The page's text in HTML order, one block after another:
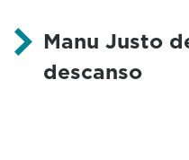
Manu Justo
descanso